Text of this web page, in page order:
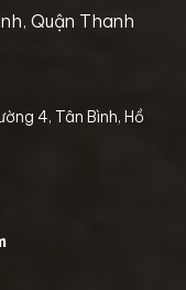
Quận Thanh
4, Tân Bình, Hồ